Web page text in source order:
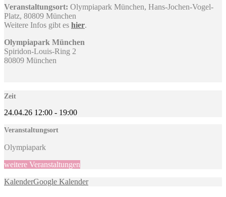
Veranstaltungsort: Olympiapark München, Hans-Jochen-Vogel-
Platz, 80809 München
Weitere Infos gibt es hier.
Olympiapark München
Spiridon-Louis-Ring 2
80809 München
Zeit
24.04.26 12:00 - 19:00
Veranstaltungsort
Olympiapark
weitere Veranstaltungen
KalenderGoogle Kalender